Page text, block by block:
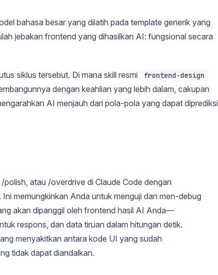
bahasa besar yang dilatih pada template generik yang
jebakan frontend yang dihasilkan AI: fungsional secara
siklus tersebut. Di mana skill resmi frontend-design
dengan keahlian yang lebih dalam, cakupan
AI menjauh dari pola-pola yang dapat diprediksi
atau /overdrive di Claude Code dengan
Ini memungkinkan Anda untuk menguji dan men-debug
akan dipanggil oleh frontend hasil AI Anda—
respons, dan data tiruan dalam hitungan detik.
menyakitkan antara kode UI yang sudah
tidak dapat diandalkan.